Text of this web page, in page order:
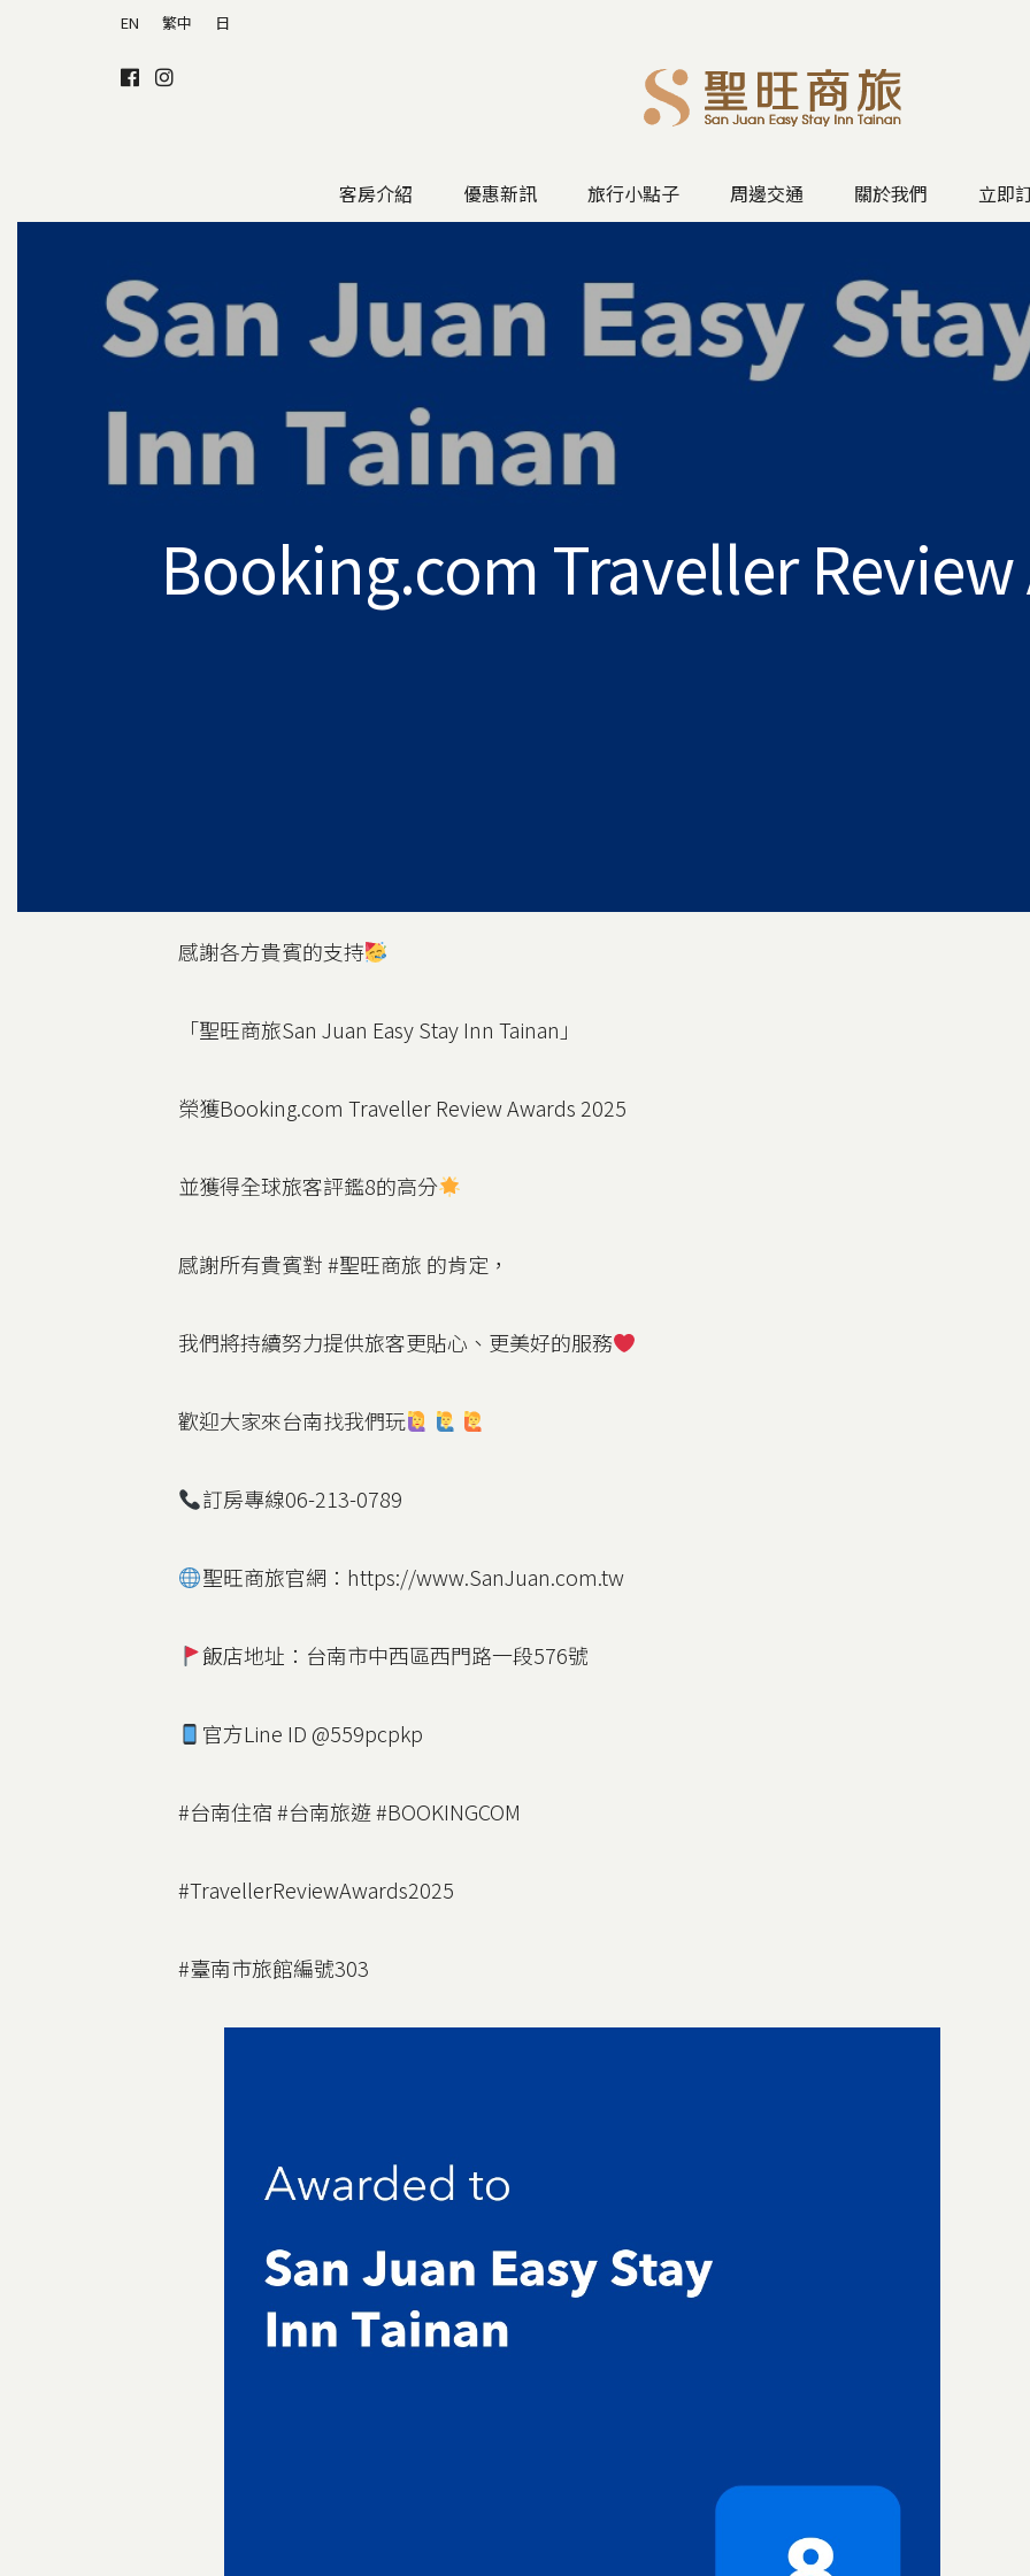
EN 繁中 日
客房介紹 優惠新訊 旅行小點子 周邊交通 關於我們 立即
Booking.com Traveller Review
感謝各方貴賓的支持
「聖旺商旅San Juan Easy Stay Inn Tainan」
榮獲Booking.com Traveller Review Awards 2025
並獲得全球旅客評鑑8的高分
感謝所有貴賓對 #聖旺商旅 的肯定，
我們將持續努力提供旅客更貼心、更美好的服務
歡迎大家來台南找我們玩
訂房專線06-213-0789
聖旺商旅官網：https://www.SanJuan.com.tw
飯店地址：台南市中西區西門路一段576號
官方Line ID @559pcpkp
#台南住宿 #台南旅遊 #BOOKINGCOM
#TravellerReviewAwards2025
#臺南市旅館編號303